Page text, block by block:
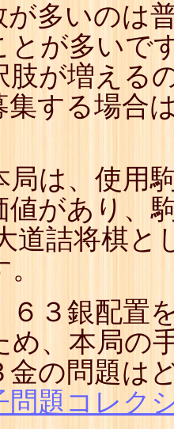
が多いのは
とが多いで
肢が増える
集する場合
局は、使用
値があり、
道詰将棋と
６３銀配置
め、本局の
金の問題は
問題コレク